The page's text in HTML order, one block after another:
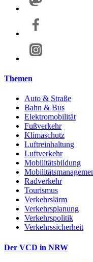
Themen
Auto & Straße
Bahn & Bus
Elektromobilität
Fußverkehr
Klimaschutz
Luftreinhaltung
Luftverkehr
Mobilitätsbildung
Radverkehr
Tourismus
Verkehrslärm
Verkehrsplanung
Verkehrspolitik
Verkehrssicherheit
Der VCD in NRW